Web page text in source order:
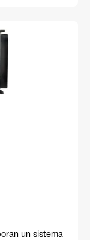
un sistema